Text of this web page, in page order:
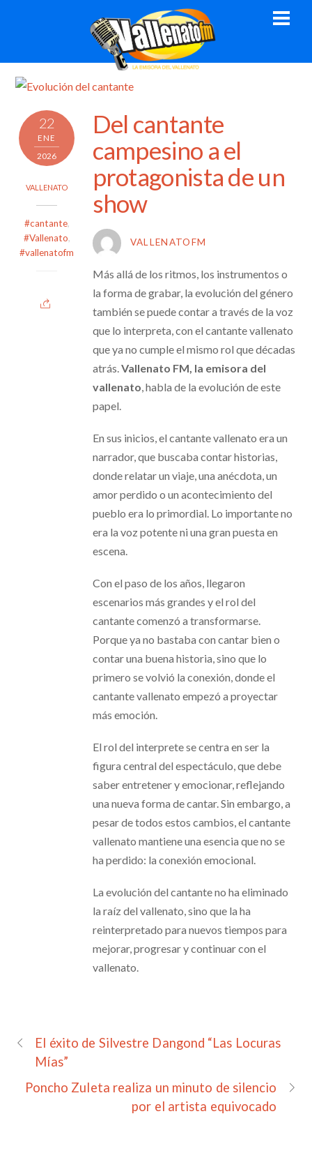
22
ENE
2026
VALLENATO
#cantante,
#Vallenato,
#vallenatofm
Del cantante
campesino a el
protagonista de un
show
VALLENATOFM
Más allá de los ritmos, los instrumentos o
la forma de grabar, la evolución del género
también se puede contar a través de la voz
que lo interpreta, con el cantante vallenato
que ya no cumple el mismo rol que décadas
atrás. Vallenato FM, la emisora del
vallenato , habla de la evolución de este
papel.
En sus inicios, el cantante vallenato era un
narrador, que buscaba contar historias,
donde relatar un viaje, una anécdota, un
amor perdido o un acontecimiento del
pueblo era lo primordial. Lo importante no
era la voz potente ni una gran puesta en
escena.
Con el paso de los años, llegaron
escenarios más grandes y el rol del
cantante comenzó a transformarse.
Porque ya no bastaba con cantar bien o
contar una buena historia, sino que lo
primero se volvió la conexión, donde el
cantante vallenato empezó a proyectar
más emoción.
El rol del interprete se centra en ser la
figura central del espectáculo, que debe
saber entretener y emocionar, reflejando
una nueva forma de cantar. Sin embargo, a
pesar de todos estos cambios, el cantante
vallenato mantiene una esencia que no se
ha perdido: la conexión emocional.
La evolución del cantante no ha eliminado
la raíz del vallenato, sino que la ha
reinterpretado para nuevos tiempos para
mejorar, progresar y continuar con el
vallenato.
El éxito de Silvestre Dangond “Las Locuras
Mías”
Poncho Zuleta realiza un minuto de silencio
por el artista equivocado